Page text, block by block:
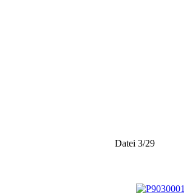
Datei 3/29